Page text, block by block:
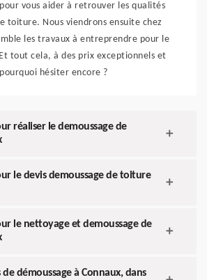
vous aider à retrouver les qualités
toiture. Nous viendrons ensuite chez
les travaux à entreprendre pour le
tout cela, à des prix exceptionnels et
hésiter encore ?
réaliser le demoussage de
le devis demoussage de toiture
le nettoyage et demoussage de
démoussage à Connaux, dans